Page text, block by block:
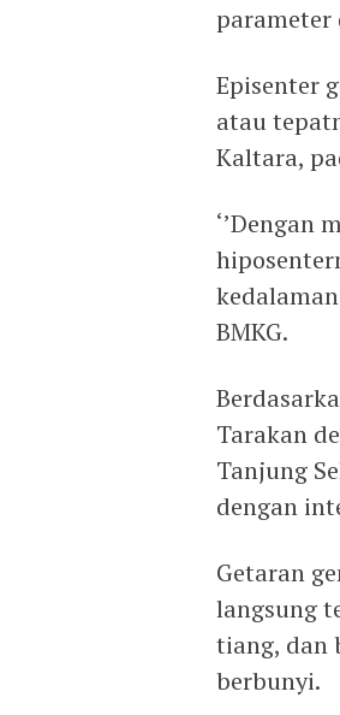
parameter
Episenter
atau
Kaltara,
‘’Dengan
BMKG.
Tarakan
Tanjung
dengan
Getaran
langsung
tiang, dan
berbunyi.